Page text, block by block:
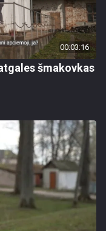
00:03:16
šmakovkas